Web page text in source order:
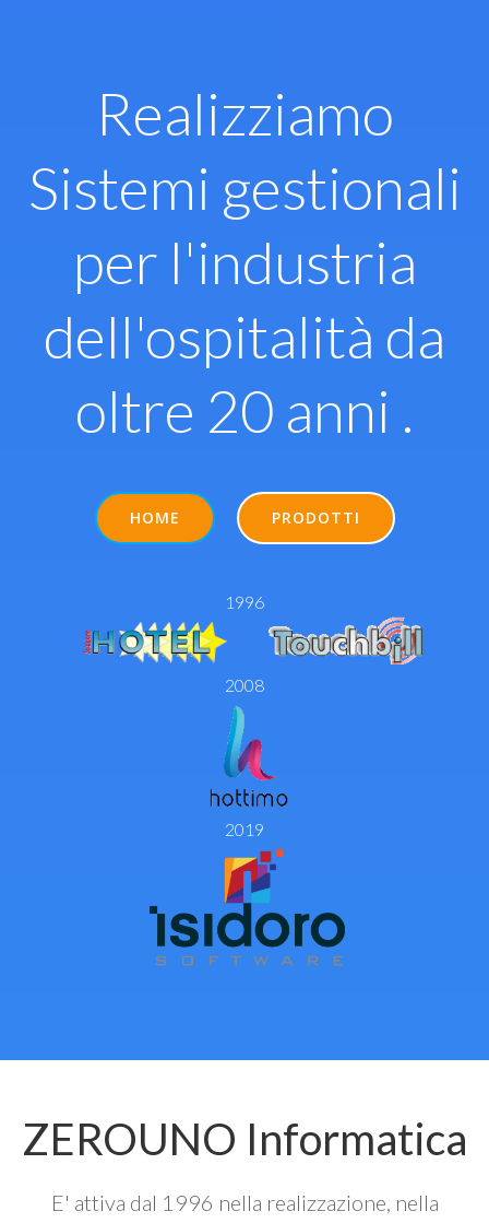
Realizziamo
Sistemi gestionali
per l'industria
dell'ospitalità da
oltre 20 anni .
HOME PRODOTTI
1996
2008
2019
ZEROUNO Informatica
E' attiva dal 1996 nella realizzazione, nella